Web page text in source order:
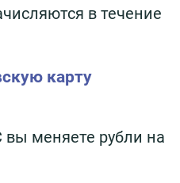
в течение
карту
меняете рубли на